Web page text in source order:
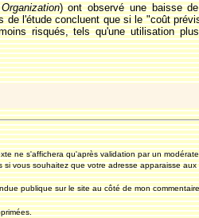
) ont observé une baisse
l'étude concluent que si le "coût
risqués, tels qu'une utilisation
ne s'affichera qu'après validation par un
vous souhaitez que votre adresse apparaisse
publique sur le site au côté de mon